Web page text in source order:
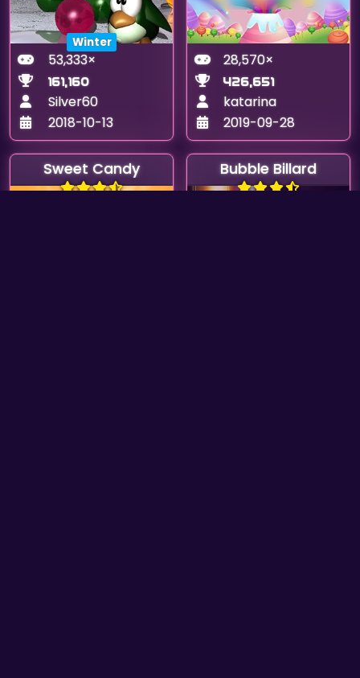
Winter
53,333×
161,160
Silver60
2018-10-13
28,570×
426,651
katarina
2019-09-28
Sweet Candy Bubble Billard